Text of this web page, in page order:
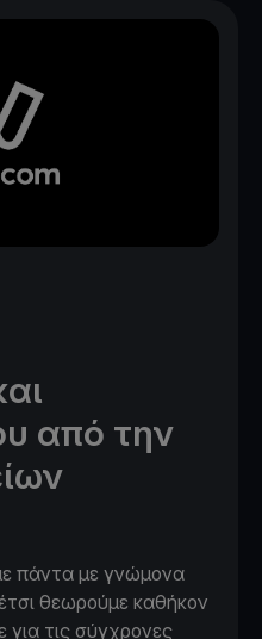
από την
πάντα με γνώμονα
θεωρούμε καθήκον
τις σύγχρονες